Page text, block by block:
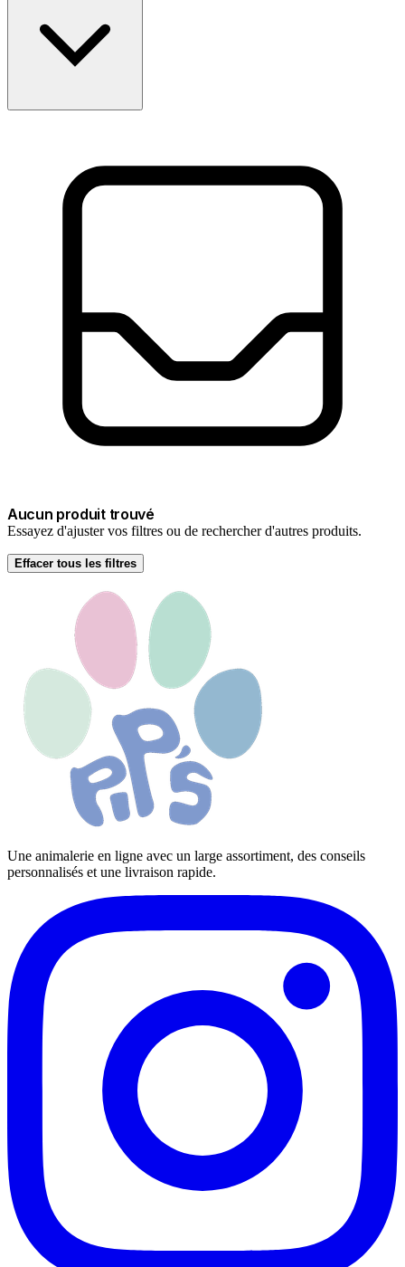
Aucun produit trouvé
Essayez d'ajuster vos filtres ou de rechercher d'autres produits.
Effacer tous les filtres
Une animalerie en ligne avec un large assortiment, des conseils
personnalisés et une livraison rapide.